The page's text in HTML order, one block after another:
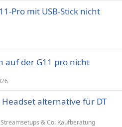
Pro mit USB-Stick nicht
auf der G11 pro nicht
alternative für DT
& Co: Kaufberatung